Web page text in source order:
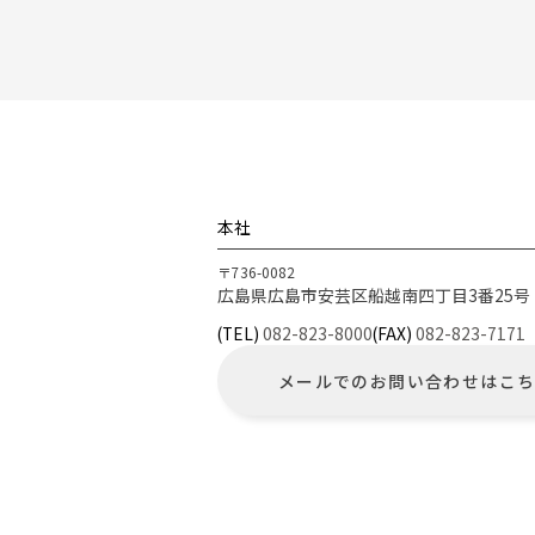
本社
〒736-0082
広島県広島市安芸区船越南四丁目3番25号
(TEL)082-823-8000(FAX)082-823-7171
メールでのお問い合わせは こ